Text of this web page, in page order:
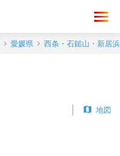
愛媛県 西条・石鎚山・新居浜
地図